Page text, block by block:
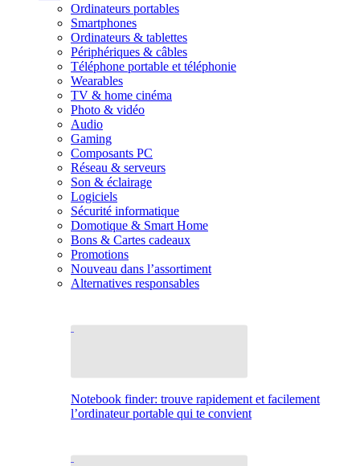
Ordinateurs portables
Smartphones
Ordinateurs & tablettes
Périphériques & câbles
Téléphone portable et téléphonie
Wearables
TV & home cinéma
Photo & vidéo
Audio
Gaming
Composants PC
Réseau & serveurs
Son & éclairage
Logiciels
Sécurité informatique
Domotique & Smart Home
Bons & Cartes cadeaux
Promotions
Nouveau dans l’assortiment
Alternatives responsables
Notebook finder: trouve rapidement et facilement
l’ordinateur portable qui te convient